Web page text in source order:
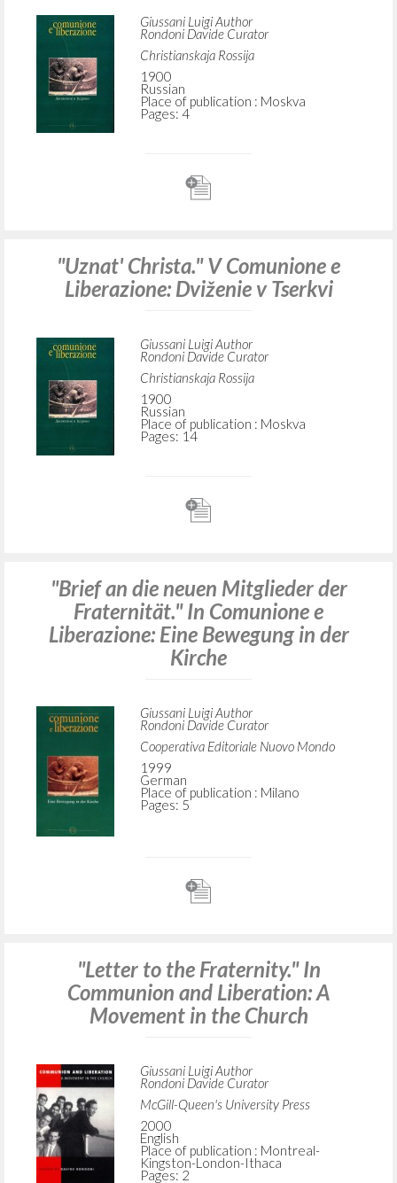
Giussani Luigi Author
Rondoni Davide Curator
Christianskaja Rossija
1900
Russian
Place of publication : Moskva
Pages: 4
"Uznat' Christa." V Comunione e
Liberazione: Dviženie v Tserkvi
Giussani Luigi Author
Rondoni Davide Curator
Christianskaja Rossija
1900
Russian
Place of publication : Moskva
Pages: 14
"Brief an die neuen Mitglieder der
Fraternität." In Comunione e
Liberazione: Eine Bewegung in der
Kirche
Giussani Luigi Author
Rondoni Davide Curator
Cooperativa Editoriale Nuovo Mondo
1999
German
Place of publication : Milano
Pages: 5
"Letter to the Fraternity." In
Communion and Liberation: A
Movement in the Church
Giussani Luigi Author
Rondoni Davide Curator
McGill-Queen's University Press
2000
English
Place of publication : Montreal-
Kingston-London-Ithaca
Pages: 2